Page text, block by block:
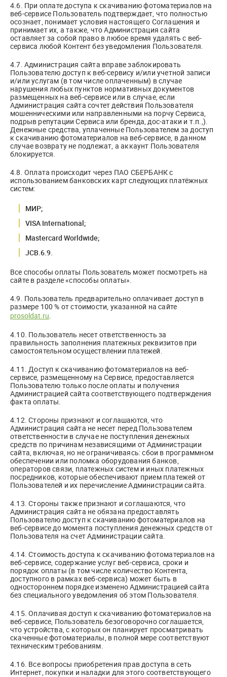
4.6. При оплате доступа к скачиванию фотоматериалов на
веб-сервисе Пользователь подтверждает, что полностью
осознает, понимает условия настоящего Соглашения и
принимает их, а также, что Администрация сайта
оставляет за собой право в любое время удалять с веб-
сервиса любой Контент без уведомления Пользователя.
4.7. Администрация сайта вправе заблокировать
Пользователю доступ к веб-сервису и/или учетной записи
и/или услугам (в том числе оплаченным) в случае
нарушения любых пунктов нормативных документов
размещенных на веб-сервисе или в случае, если
Администрация сайта сочтет действия Пользователя
мошенническими или направленными на порчу Сервиса,
подрыв репутации Сервиса или бренда, дос-атаки и т.п.,).
Денежные средства, уплаченные Пользователем за доступ
к скачиванию фотоматериалов на веб-сервисе, в данном
случае возврату не подлежат, а аккаунт Пользователя
блокируется.
4.8. Оплата происходит через ПАО СБЕРБАНК с
использованием банковских карт следующих платёжных
систем:
МИР;
VISA International;
Mastercard Worldwide;
JCB.6.9.
Все способы оплаты Пользователь может посмотреть на
сайте в разделе «способы оплаты».
4.9. Пользователь предварительно оплачивает доступ в
размере 100 % от стоимости, указанной на сайте
prosoldat.ru.
4.10. Пользователь несет ответственность за
правильность заполнения платежных реквизитов при
самостоятельном осуществлении платежей.
4.11. Доступ к скачиванию фотоматериалов на веб-
сервисе, размещенному на Сервисе, предоставляется
Пользователю только после оплаты и получения
Администрацией сайта соответствующего подтверждения
факта оплаты.
4.12. Стороны признают и соглашаются, что
Администрация сайта не несет перед Пользователем
ответственности в случае не поступления денежных
средств по причинам независящими от Администрации
сайта, включая, но не ограничиваясь: сбои в программном
обеспечении или поломка оборудования банков,
операторов связи, платежных систем и иных платежных
посредников, которые обеспечивают прием платежей от
Пользователей и их перечисление Администрации сайта.
4.13. Стороны также признают и соглашаются, что
Администрация сайта не обязана предоставлять
Пользователю доступ к скачиванию фотоматериалов на
веб-сервисе до момента поступления денежных средств от
Пользователя на счет Администрации сайта.
4.14. Стоимость доступа к скачиванию фотоматериалов на
веб-сервисе, содержание услуг веб-сервиса, сроки и
порядок оплаты (в том числе количество Контента,
доступного в рамках веб-сервиса) может быть в
одностороннем порядке изменено Администрацией сайта
без специального уведомления об этом Пользователя.
4.15. Оплачивая доступ к скачиванию фотоматериалов на
веб-сервисе, Пользователь безоговорочно соглашается,
что устройства, с которых он планирует просматривать
скаченные фотоматериалы, в полной мере соответствуют
техническим требованиям.
4.16. Все вопросы приобретения прав доступа в сеть
Интернет, покупки и наладки для этого соответствующего